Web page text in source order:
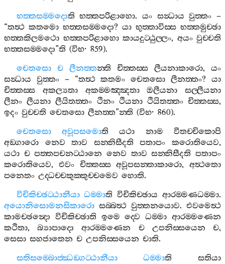
භත‍්තසම‍්මදොති භත‍්තපරිළාහො. යං සන්‍ධාය වුත‍්තං –
“තත්‍ථ කතමො භත‍්තසම‍්මදො? යා භුත‍්තාවිස‍්ස භත‍්තමුච‍්ඡා
භත‍්තකිලමථො භත‍්තපරිළාහො කායදුට‍්ඨුල‍්ලං, අයං වුච‍්චති
භත‍්තසම‍්මදො”ති (විභ· 859).
චෙතසො
ච ලීනත‍්තන‍්ති චිත‍්තස‍්ස ලීයනාකාරො,යං
සන්‍ධාය
වුත‍්තං– “තත්‍ථ කතමං චෙතසො ලීනත‍්තං?යා
චිත‍්තස‍්ස
අකල්‍යතා අකම‍්මඤ‍්ඤතා ඔලීයනා
සල‍්ලීයනා
ලීනං ලීයනා ලීයිතත‍්තං ථිනං ථියනා ථියිතත‍්තං චිත‍්තස‍්ස,
ඉදං වුච‍්චති චෙතසො ලීනත‍්ත”න‍්ති (විභ· 860).
චෙතසො
අවූපසමොති යථා නාම
වීතච‍්චිකොපි
අඞ‍්ගාරො
නෙව තාව සන‍්නිසීදති පතාපං කරොතියෙව,
යථා ච පත‍්තපචනට‍්ඨානෙ නෙව තාව සන‍්නිසීදති පතාපං
කරොතියෙව, එවං චිත‍්තස‍්ස අවූපසන‍්තාකාරො, අත්‍ථතො
පනෙතං උද‍්ධච‍්චකුක‍්කුච‍්චමෙව හොති.
විචිකිච‍්ඡට‍්ඨානීයා ධම‍්මාති විචිකිච‍්ඡාය ආරම‍්මණධම‍්මා.
අයොනිසොමනසිකාරො සබ‍්බත්‍ථ වුත‍්තනයොව. එවමෙත්‍ථ
කාමච‍්ඡන්‍දො විචිකිච‍්ඡාති ඉමෙ ද‍්වෙ ධම‍්මා ආරම‍්මණෙන
කථිතා,බ්‍යාපාදො ආරම‍්මණෙන ච උපනිස‍්සයෙන ච,
සෙසා සහජාතෙන ච උපනිස‍්සයෙන චාති.
සතිසම‍්බොජ‍්ඣඞ‍්ගට‍්ඨානීයා
ධම‍්මාති
සතියා